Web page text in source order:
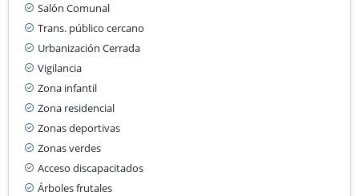
Salón Comunal
Trans. público cercano
Urbanización Cerrada
Vigilancia
Zona infantil
Zona residencial
Zonas deportivas
Zonas verdes
Acceso discapacitados
Árboles frutales